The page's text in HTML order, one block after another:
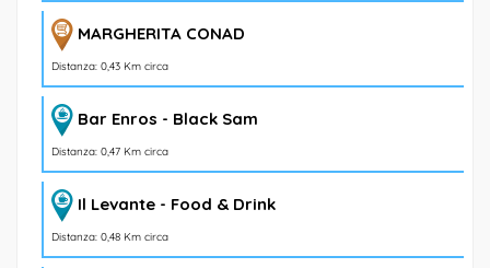
MARGHERITA CONAD
Distanza: 0,43 Km circa
Bar Enros - Black Sam
Distanza: 0,47 Km circa
Il Levante - Food & Drink
Distanza: 0,48 Km circa